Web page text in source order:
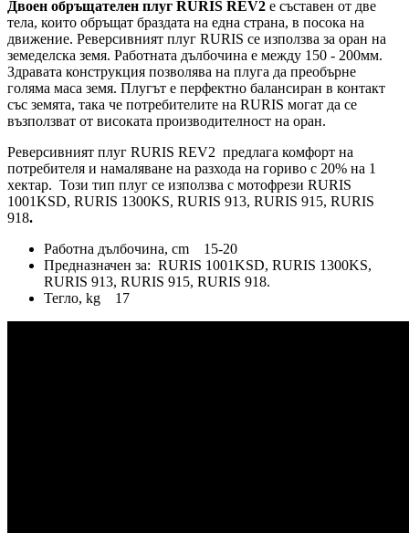
Двоен обръщателен плуг RURIS REV2 е съставен от две
тела, които обръщат браздата на една страна, в посока на
движение. Реверсивният плуг RURIS се използва за оран на
земеделска земя. Работната дълбочина е между 150 - 200мм.
Здравата конструкция позволява на плуга да преобърне
голяма маса земя. Плугът е перфектно балансиран в контакт
със земята, така че потребителите на RURIS могат да се
възползват от високата производителност на оран.
Реверсивният плуг RURIS REV2 предлага комфорт на
потребителя и намаляване на разхода на гориво с 20% на 1
хектар. Този тип плуг се използва с мотофрези RURIS
1001KSD, RURIS 1300KS, RURIS 913, RURIS 915, RURIS
918.
Работна дълбочина, сm 15-20
Предназначен за: RURIS 1001KSD, RURIS 1300KS,
RURIS 913, RURIS 915, RURIS 918.
Тегло, kg 17